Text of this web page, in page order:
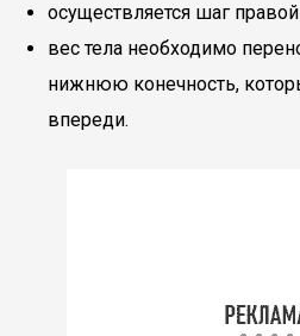
осуществляется шаг
вес тела необходимо
нижнюю конечность,
впереди.